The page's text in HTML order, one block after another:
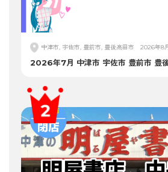
中津市, 宇佐市, 豊前市, 豊後高田市 2026年8
2026年7月 中津市 宇佐市 豊前市 豊